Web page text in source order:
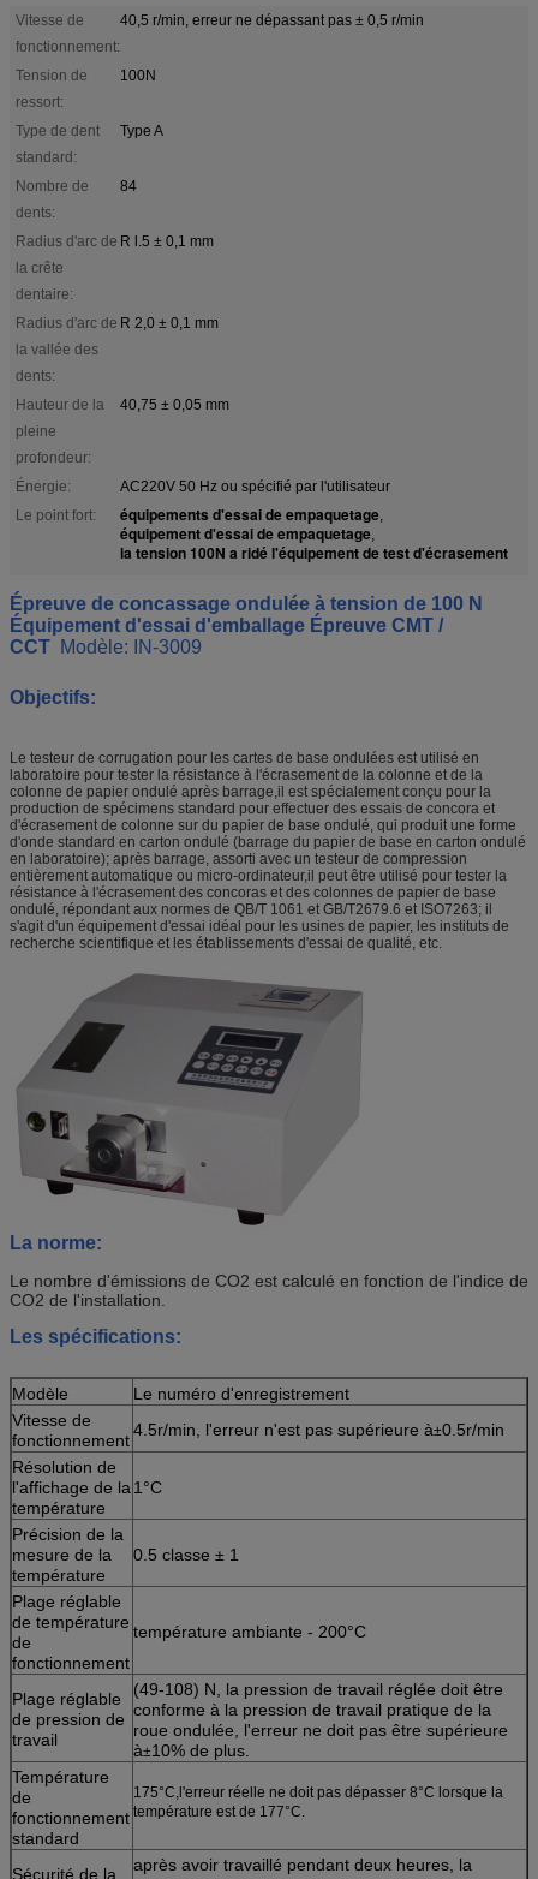
Vitesse de
fonctionnement:
40,5 r/min, erreur ne dépassant pas ± 0,5 r/min
Tension de
ressort:
100N
Type de dent
standard:
Type A
Nombre de
dents:
84
Radius d'arc de
la crête
dentaire:
R l.5 ± 0,1 mm
Radius d'arc de
la vallée des
dents:
R 2,0 ± 0,1 mm
Hauteur de la
pleine
profondeur:
40,75 ± 0,05 mm
Énergie:
AC220V 50 Hz ou spécifié par l'utilisateur
Le point fort:
équipements d'essai de empaquetage,
équipement d'essai de empaquetage,
la tension 100N a ridé l'équipement de test d'écrasement
Épreuve de concassage ondulée à tension de 100 N
Équipement d'essai d'emballage Épreuve CMT /
CCT Modèle: IN-3009
Objectifs:
Le testeur de corrugation pour les cartes de base ondulées est utilisé en
laboratoire pour tester la résistance à l'écrasement de la colonne et de la
colonne de papier ondulé après barrage,il est spécialement conçu pour la
production de spécimens standard pour effectuer des essais de concora et
d'écrasement de colonne sur du papier de base ondulé, qui produit une forme
d'onde standard en carton ondulé (barrage du papier de base en carton ondulé
en laboratoire); après barrage, assorti avec un testeur de compression
entièrement automatique ou micro-ordinateur,il peut être utilisé pour tester la
résistance à l'écrasement des concoras et des colonnes de papier de base
ondulé, répondant aux normes de QB/T 1061 et GB/T2679.6 et ISO7263; il
s'agit d'un équipement d'essai idéal pour les usines de papier, les instituts de
recherche scientifique et les établissements d'essai de qualité, etc.
La norme:
Le nombre d'émissions de CO2 est calculé en fonction de l'indice de
CO2 de l'installation.
Les spécifications:
Modèle
Le numéro d'enregistrement
Vitesse de
fonctionnement
4.5r/min, l'erreur n'est pas supérieure à±0.5r/min
Résolution de
l'affichage de la
température
1°C
Précision de la
mesure de la
température
0.5 classe ± 1
Plage réglable
de température
de
fonctionnement
température ambiante - 200°C
Plage réglable
de pression de
travail
(49-108) N, la pression de travail réglée doit être
conforme à la pression de travail pratique de la
roue ondulée, l'erreur ne doit pas être supérieure
à±10% de plus.
Température
de
fonctionnement
standard
175°C,l'erreur réelle ne doit pas dépasser 8°C lorsque la
température est de 177°C.
Sécurité de la
après avoir travaillé pendant deux heures, la